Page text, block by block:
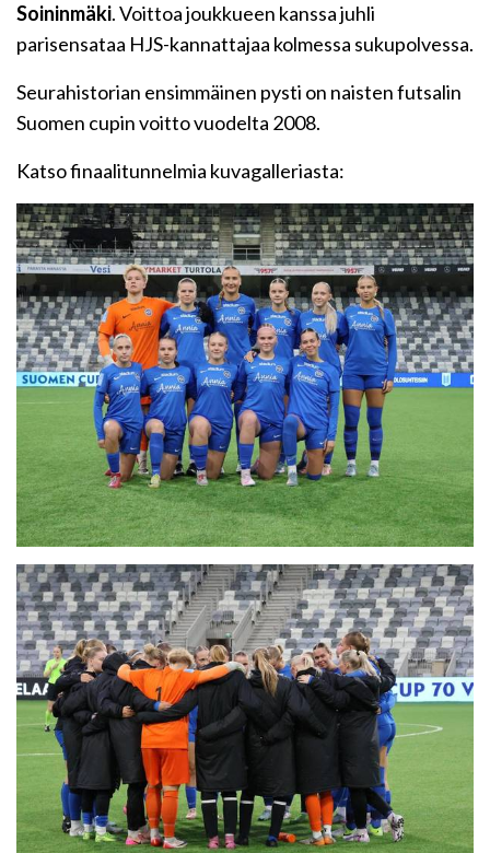
Soininmäki. Voittoa joukkueen kanssa juhli
parisensataa HJS-kannattajaa kolmessa sukupolvessa.
Seurahistorian ensimmäinen pysti on naisten futsalin
Suomen cupin voitto vuodelta 2008.
Katso finaalitunnelmia kuvagalleriasta: